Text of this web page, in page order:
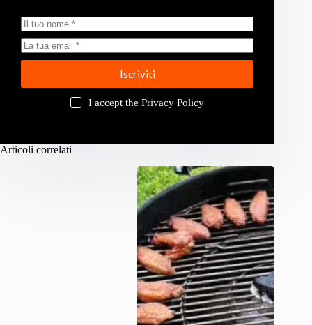
Iscriviti
I accept the Privacy Policy
Articoli correlati